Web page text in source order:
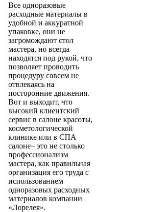
Все одноразовые
расходные материалы в
удобной и аккуратной
упаковке, они не
загромождают стол
мастера, но всегда
находятся под рукой, что
позволяет проводить
процедуру совсем не
отвлекаясь на
посторонние движения.
Вот и выходит, что
высокий клиентский
сервис в салоне красоты,
косметологической
клинике или в СПА
салоне– это не столько
профессионализм
мастера, как правильная
организация его труда с
использованием
одноразовых расходных
материалов компании
«Лорелея».